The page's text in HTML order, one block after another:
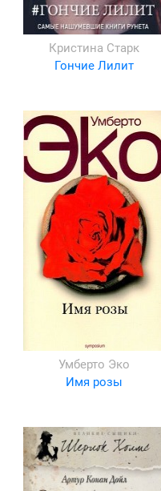
Кристина Старк
Гончие Лилит
Умберто Эко
Имя розы